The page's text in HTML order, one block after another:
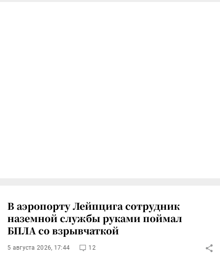
В аэропорту Лейпцига сотрудник
наземной службы руками поймал
БПЛА со взрывчаткой
5 августа 2026, 17:44 12